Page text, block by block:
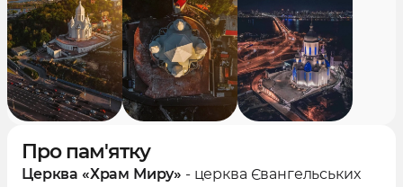
Про пам'ятку
Церква «Храм Миру» - церква Євангельських